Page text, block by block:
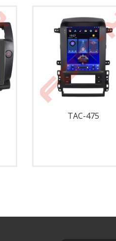
TAC-475